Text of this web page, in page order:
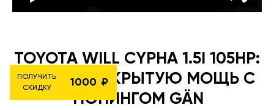
TOYOTA WILL CYPHA 1.5I 105HP:
РАСКРОЙ СКРЫТУЮ МОЩЬ С
ТЮНИНГОМ GÄN
ПОЛУЧИТЬ
СКИДКУ
1000